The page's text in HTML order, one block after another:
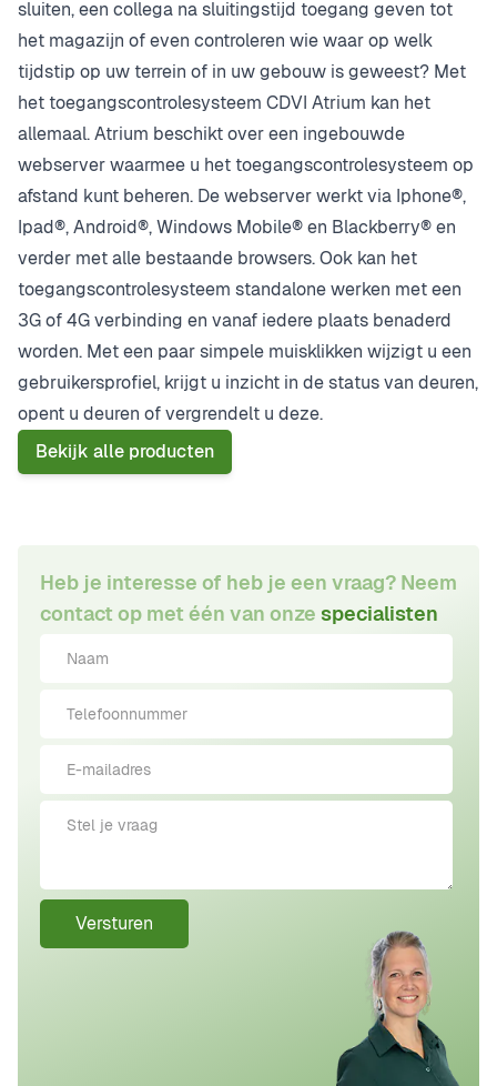
sluiten, een collega na sluitingstijd toegang geven tot
het magazijn of even controleren wie waar op welk
tijdstip op uw terrein of in uw gebouw is geweest? Met
het toegangscontrolesysteem CDVI Atrium kan het
allemaal. Atrium beschikt over een ingebouwde
webserver waarmee u het toegangscontrolesysteem op
afstand kunt beheren. De webserver werkt via Iphone®,
Ipad®, Android®, Windows Mobile® en Blackberry® en
verder met alle bestaande browsers. Ook kan het
toegangscontrolesysteem standalone werken met een
3G of 4G verbinding en vanaf iedere plaats benaderd
worden. Met een paar simpele muisklikken wijzigt u een
gebruikersprofiel, krijgt u inzicht in de status van deuren,
opent u deuren of vergrendelt u deze.
Bekijk alle producten
Heb je interesse of heb je een vraag? Neem
contact op met één van onze specialisten
Versturen